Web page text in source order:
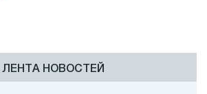
ЛЕНТА НОВОСТЕЙ